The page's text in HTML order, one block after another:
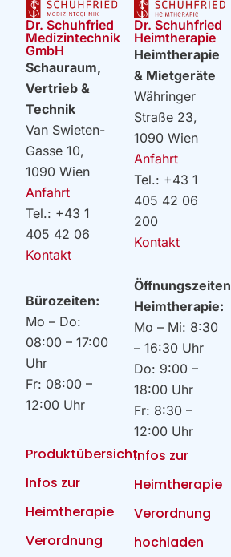
Dr. Schuhfried
Medizintechnik
GmbH
Schauraum,
Vertrieb &
Technik
Van Swieten-
Gasse 10,
1090 Wien
Anfahrt
Tel.: +43 1
405 42 06
Kontakt
Bürozeiten:
Mo – Do:
08:00 – 17:00
Uhr
Fr: 08:00 –
12:00 Uhr
Produktübersicht
Infos zur
Heimtherapie
Verordnung
Dr. Schuhfried
Heimtherapie
Heimtherapie
& Mietgeräte
Währinger
Straße 23,
1090 Wien
Anfahrt
Tel.: +43 1
405 42 06
200
Kontakt
Öffnungszeiten
Heimtherapie:
Mo – Mi: 8:30
– 16:30 Uhr
Do: 9:00 –
18:00 Uhr
Fr: 8:30 –
12:00 Uhr
Infos zur
Heimtherapie
Verordnung
hochladen